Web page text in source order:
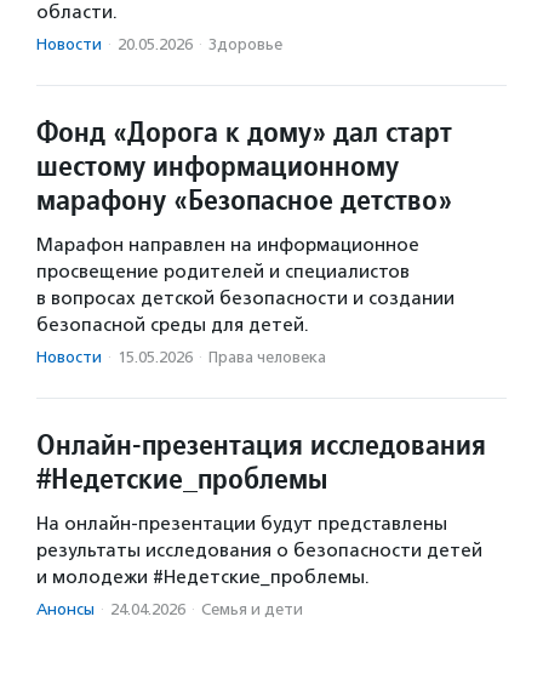
области.
Новости · 20.05.2026 · Здоровье
Фонд «Дорога к дому» дал старт
шестому информационному
марафону «Безопасное детство»
Марафон направлен на информационное
просвещение родителей и специалистов
в вопросах детской безопасности и создании
безопасной среды для детей.
Новости · 15.05.2026 · Права человека
Онлайн-презентация исследования
#Недетские_проблемы
На онлайн-презентации будут представлены
результаты исследования о безопасности детей
и молодежи #Недетские_проблемы.
Анонсы · 24.04.2026 · Семья и дети